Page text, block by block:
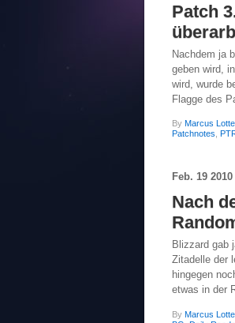
Patch
Nachdem ja
geben wird,
wird, wurde
Flagge des
By Marcus
Patchnotes
Feb. 19 2010
Nach
Blizzard gab
Zitadelle der
hingegen
etwas in der
By Marcus